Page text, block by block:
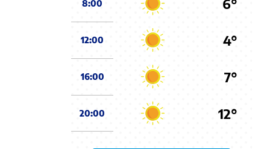
8:00
12:00 4°
16:00 7°
20:00 12°